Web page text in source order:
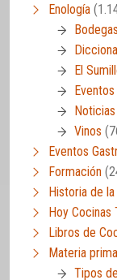
Enología
Bodegas
El
Vinos
Eventos
Formación
Historia de
Hoy Cocinas
Libros de
Materia
Tipos